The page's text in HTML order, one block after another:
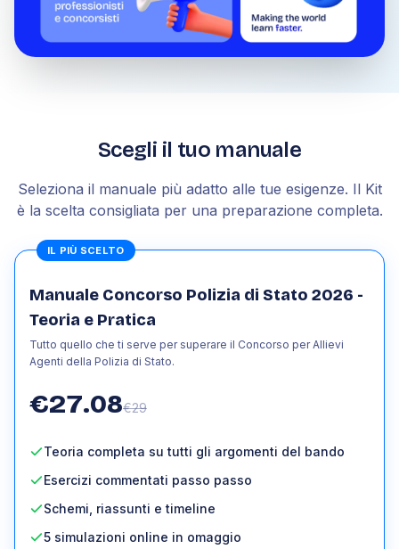
Scegli il tuo manuale
Seleziona il manuale più adatto alle tue esigenze. Il Kit
è la scelta consigliata per una preparazione completa.
IL PIÙ SCELTO
Manuale Concorso Polizia di Stato 2026 -
Teoria e Pratica
Tutto quello che ti serve per superare il Concorso per Allievi
Agenti della Polizia di Stato.
€27.08€29
Teoria completa su tutti gli argomenti del bando
Esercizi commentati passo passo
Schemi, riassunti e timeline
5 simulazioni online in omaggio